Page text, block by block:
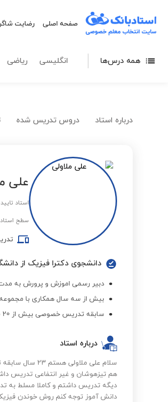
صفحه اصلی رضایت
همه درس‌ها انگلیسی ریاضی
درباره استاد دروس تدریس شده
علی
استاد
سطح
دانشجوی دکترا فیزیک از
دبیر رسمی اموزش و پرورش به مدت
بیش از سه سال همکاری با مجموعه
سابقه تدریس خصوصی بیش از 20 سال
درباره استاد
سلام علی
هم تیزهوشان و غیر انتفاعی تدریس
دیگه تدریس داشتم و کاملا مسلط به
دانش آموز توجه کنم روش خوندن